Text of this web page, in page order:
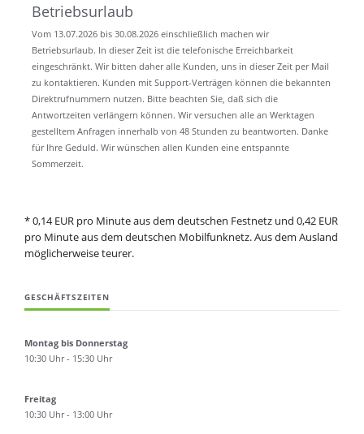
Betriebsurlaub
Vom 13.07.2026 bis 30.08.2026 einschließlich machen wir
Betriebsurlaub. In dieser Zeit ist die telefonische Erreichbarkeit
eingeschränkt. Wir bitten daher alle Kunden, uns in dieser Zeit per Mail
zu kontaktieren. Kunden mit Support-Verträgen können die bekannten
Direktrufnummern nutzen. Bitte beachten Sie, daß sich die
Antwortzeiten verlängern können. Wir versuchen alle an Werktagen
gestelltem Anfragen innerhalb von 48 Stunden zu beantworten. Danke
für Ihre Geduld. Wir wünschen allen Kunden eine entspannte
Sommerzeit.
* 0,14 EUR pro Minute aus dem deutschen Festnetz und 0,42 EUR
pro Minute aus dem deutschen Mobilfunknetz. Aus dem Ausland
möglicherweise teurer.
GESCHÄFTSZEITEN
Montag bis Donnerstag
10:30 Uhr - 15:30 Uhr
Freitag
10:30 Uhr - 13:00 Uhr